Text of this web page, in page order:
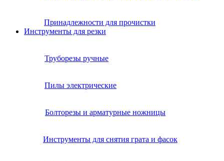
Принадлежности для прочистки
Инструменты для резки
Труборезы ручные
Пилы электрические
Болторезы и арматурные ножницы
Инструменты для снятия грата и фасок